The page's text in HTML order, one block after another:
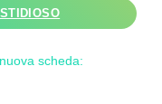
scheda: